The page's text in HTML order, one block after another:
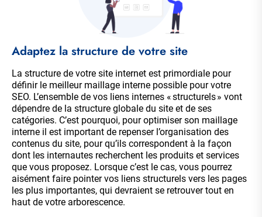
Adaptez la structure de votre site
La structure de votre site internet est primordiale pour
définir le meilleur maillage interne possible pour votre
SEO. L’ensemble de vos liens internes « structurels » vont
dépendre de la structure globale du site et de ses
catégories. C’est pourquoi, pour optimiser son maillage
interne il est important de repenser l’organisation des
contenus du site, pour qu’ils correspondent à la façon
dont les internautes recherchent les produits et services
que vous proposez. Lorsque c’est le cas, vous pourrez
aisément faire pointer vos liens structurels vers les pages
les plus importantes, qui devraient se retrouver tout en
haut de votre arborescence.